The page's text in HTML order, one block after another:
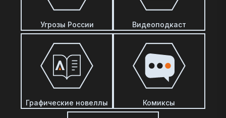
Угрозы России Видеоподкаст
Графические новеллы Комиксы